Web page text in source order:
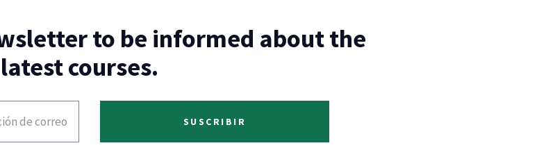
to be informed about the
latest courses.
SUSCRIBIR